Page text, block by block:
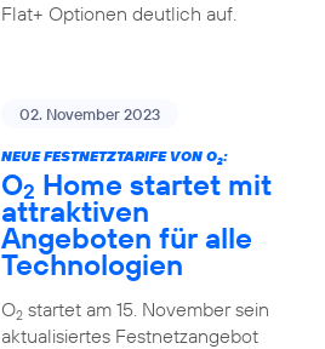
Flat+ Optionen deutlich auf.
02. November 2023
NEUE FESTNETZTARIFE VON O2:
O2 Home startet mit
attraktiven
Angeboten für alle
Technologien
O2startet am 15. November sein
aktualisiertes Festnetzangebot